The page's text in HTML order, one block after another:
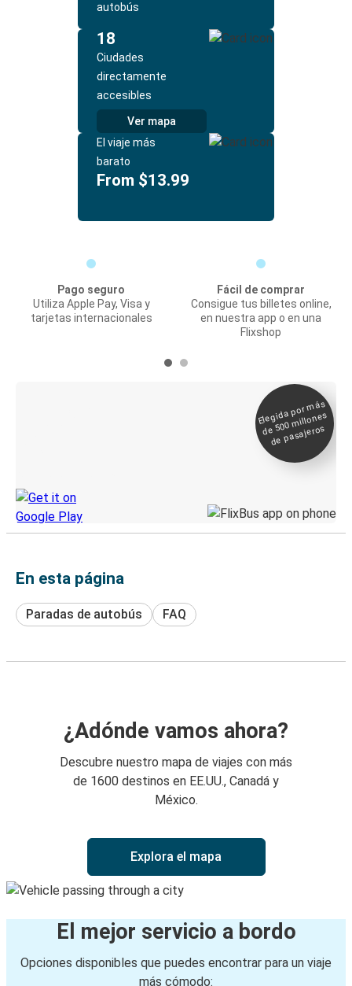
autobús
18
Ciudades
directamente
accesibles
Ver mapa
El viaje más
barato
From $13.99
Pago seguro
Utiliza Apple Pay, Visa y
tarjetas internacionales
Fácil de comprar
Consigue tus billetes online,
en nuestra app o en una
Flixshop
Elegida por
más
de 500
millones
de pasajeros
En esta página
Paradas de autobús FAQ
¿Adónde vamos ahora?
Descubre nuestro mapa de viajes con más
de 1600 destinos en EE.UU., Canadá y
México.
Explora el mapa
El mejor servicio a bordo
Opciones disponibles que puedes encontrar para un viaje
más cómodo: